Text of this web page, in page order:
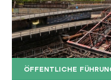
ÖFFENTLICHE